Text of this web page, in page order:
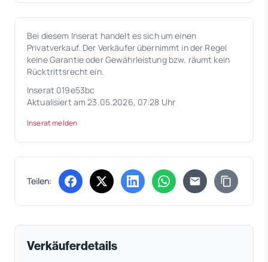
Bei diesem Inserat handelt es sich um einen
Privatverkauf. Der Verkäufer übernimmt in der Regel
keine Garantie oder Gewährleistung bzw. räumt kein
Rücktrittsrecht ein.
Inserat 019e53bc
Aktualisiert am 23.05.2026, 07:28 Uhr
Inserat melden
Teilen: (öffnet in neuem Tab)
(öffnet in neuem Tab)
(öffnet in neuem Tab)
(öffnet in neuem Tab)
Verkäuferdetails